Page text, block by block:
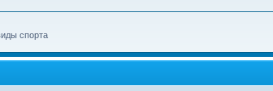
спорта